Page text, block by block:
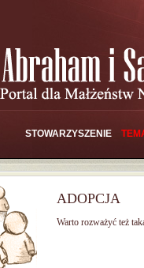
STOWARZYSZENIE
ADOPCJA
Warto rozważyć też